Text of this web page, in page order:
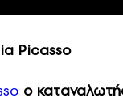
Picasso
ο